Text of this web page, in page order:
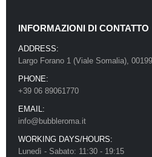
INFORMAZIONI DI CONTATTO
ADDRESS:
Largo Forano 1 (Viale Somalia),
PHONE:
+39 06 89061770
EMAIL:
info@bubbleroma.it
WORKING DAYS/HOURS:
Lunedì - Sabato: 11:30 - 19:15